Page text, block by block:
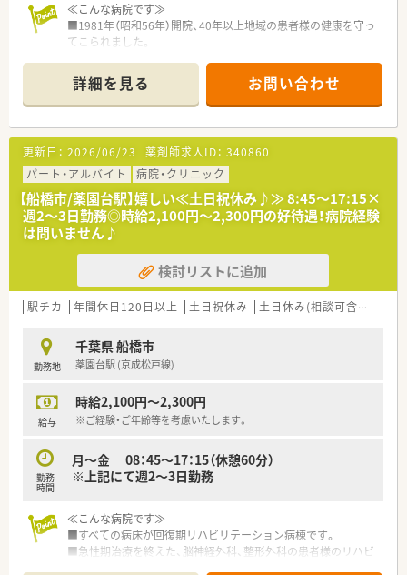
≪こんな病院です≫
■1981年（昭和56年）開院、40年以上地域の患者様の健康を守っ
てこられました。
しております。
■300床近くの救急告示病院です。
…チーム医療を病院全体で取り組んでおり、ドクターから相談を
されることやカンファレンスへの参加等とても勉強になる環境
です。
■新京成線・二和向台駅より徒歩圏内、マイカー通勤もご相談可
能です（許可制・駐車場代負担は月5,000円）
■業績によって、年2回賞与の支給もございます！
詳細を見る お問い合わせ
更新日： 2026/06/23 薬剤師求人ID： 340860
パート・アルバイト
病院・クリニック
【船橋市/薬園台駅】嬉しい≪土日祝休み♪≫ 8:45～17:15×
週2～3日勤務◎時給2,100円～2,300円の好待遇！病院経験
は問いません♪
検討リストに追加
駅チカ 年間休日120日以上 土日祝休み 土日休み(相談可含む)
勤務地
千葉県 船橋市
薬園台駅 (京成松戸線)
給与
時給2,100円～2,300円
※ご経験・ご年齢等を考慮いたします。
勤務
時間
月～金 08：45～17：15（休憩60分）
※上記にて週2～3日勤務
≪こんな病院です≫
■すべての病床が回復期リハビリテーション病棟です。
■急性期治療を終えた、脳神経外科、整形外科の患者様のリハビ